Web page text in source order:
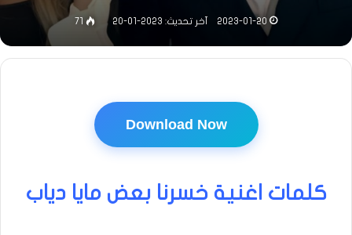
2023-01-20 آخر تحديث: 2023-01-20 71
Download Now
كلمات اغنية خسرنا بعض مايا دياب